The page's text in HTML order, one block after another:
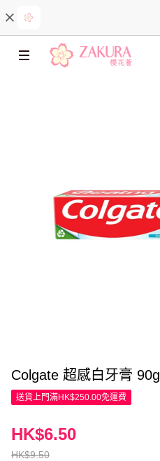
Colgate 超感白牙膏 90g
送貨上門滿HK$250.00免運費
HK$9.50
HK$6.50